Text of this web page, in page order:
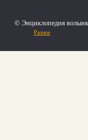
© Энциклопедия
Разное